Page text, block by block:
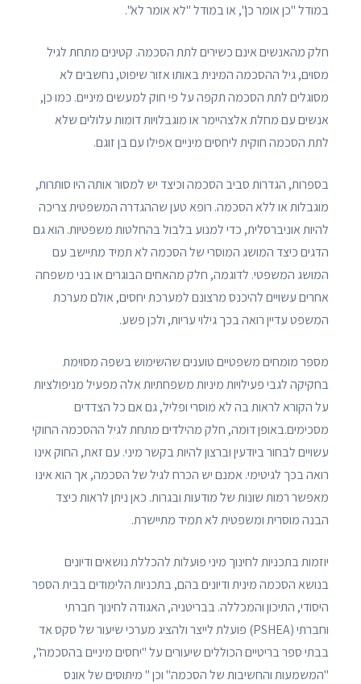
במודל "כן אומר כן", או במודל "לא אומר לא".
חלק מהאנשים אינם כשירים לתת הסכמה. קטינים מתחת לגיל
מסוים, גיל ההסכמה המינית באותו אזור שיפוט, נחשבים לא
מסוגלים לתת הסכמה תקפה על פי חוק למעשים מיניים. כמו כן,
אנשים עם מחלת אלצהיימר או מוגבלויות דומות עלולים שלא
לתת הסכמה חוקית ליחסים מיניים אפילו עם בן זוגם.
בספרות, הגדרות סביב הסכמה וכיצד יש למסור אותה היו סותרות,
מוגבלות או ללא הסכמה. רופא טען שההגדרה המשפטית צריכה
להיות אוניברסלית, כדי למנוע בלבול בהחלטות משפטיות. הוא גם
הדגים כיצד המושג המוסרי של הסכמה לא תמיד מתיישב עם
המושג המשפטי. לדוגמה, חלק מהאחים הבוגרים או בני משפחה
אחרים עשויים להיכנס מרצונם למערכת יחסים, אולם מערכת
המשפט עדיין רואה בכך גילוי עריות, ולכן פשע.
מספר מומחים משפטיים טוענים שהשימוש בשפה מסוימת
בחקיקה לגבי פעילויות מיניות משפחתיות אלה מפעיל מניפולציות
על הקורא לראות בה לא מוסרי ופליל, גם אם כל הצדדים
מסכימים.באופן דומה, חלק מהילדים מתחת לגיל ההסכמה החוקי
עשויים לבחור ביודעין וברצון להיות בקשר מיני. עם זאת, החוק אינו
רואה בכך לגיטימי. אמנם יש הכרח לגיל של הסכמה, אך הוא אינו
מאפשר רמות שונות של מודעות ובגרות. כאן ניתן לראות כיצד
הבנה מוסרית ומשפטית לא תמיד מתיישרת.
יוזמות בתכניות לחינוך מיני פועלות להכללת נושאים ודיונים
בנושא הסכמה מינית ודיונים בהם, בתכניות הלימודים בבית הספר
היסודי, התיכון והמכללה. בבריטניה, האגודה לחינוך חברתי
וחברתי (PSHEA) פועלת לייצר ולהציג מערכי שיעור של סקס אד
בבתי ספר בריטיים הכוללים שיעורים על "יחסים מיניים בהסכמה",
"המשמעות והחשיבות של הסכמה" וכן " מיתוסים של אונס